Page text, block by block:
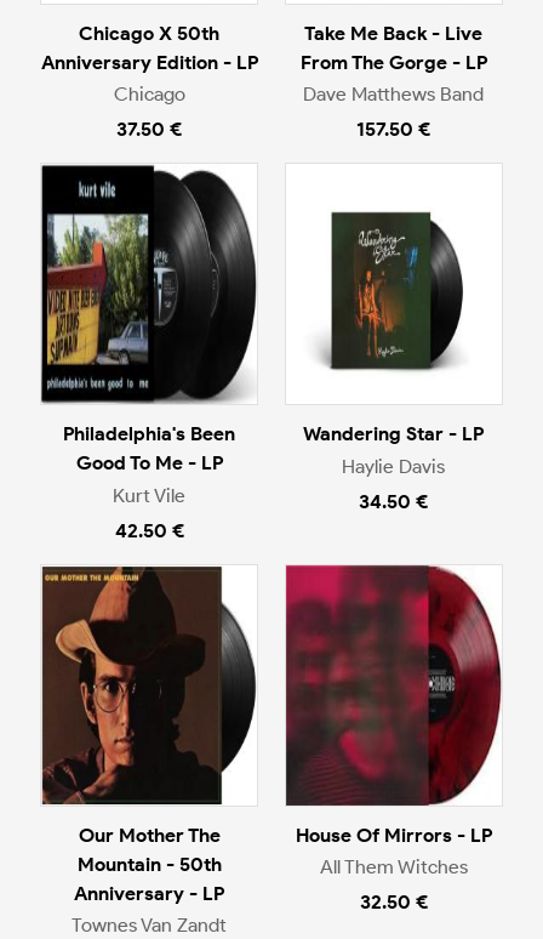
Chicago X 50th
Anniversary Edition - LP
Chicago
37.50 €
Take Me Back - Live
From The Gorge - LP
Dave Matthews Band
157.50 €
Philadelphia's Been
Good To Me - LP
Kurt Vile
42.50 €
Wandering Star - LP
Haylie Davis
34.50 €
Our Mother The
Mountain - 50th
Anniversary - LP
Townes Van Zandt
House Of Mirrors - LP
All Them Witches
32.50 €